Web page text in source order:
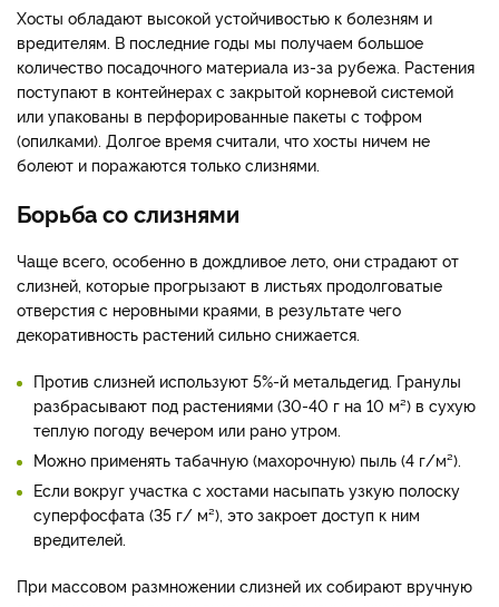
Хосты обладают высокой устойчивостью к болезням и
вредителям. В последние годы мы получаем большое
количество посадочного материала из-за рубежа. Растения
поступают в контейнерах с закрытой корневой системой
или упакованы в перфорированные пакеты с тофром
(опилками). Долгое время считали, что хосты ничем не
болеют и поражаются только слизнями.
Борьба со слизнями
Чаще всего, особенно в дождливое лето, они страдают от
слизней, которые прогрызают в листьях продолговатые
отверстия с неровными краями, в результате чего
декоративность растений сильно снижается.
Против слизней используют 5%-й метальдегид. Гранулы
разбрасывают под растениями (30-40 г на 10 м²) в сухую
теплую погоду вечером или рано утром.
Можно применять табачную (махорочную) пыль (4 г/м²).
Если вокруг участка с хостами насыпать узкую полоску
суперфосфата (35 г/ м²), это закроет доступ к ним
вредителей.
При массовом размножении слизней их собирают вручную